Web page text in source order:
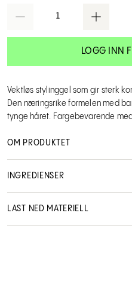
1
LOGG INN
Vektløs stylinggel som gir sterk
Den næringsrike formelen med
tynge håret. Fargebevarende
OM PRODUKTET
INGREDIENSER
LAST NED MATERIELL